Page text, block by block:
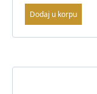
Dodaj u korpu